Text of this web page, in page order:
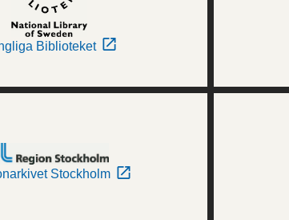
Biblioteket
Stockholm